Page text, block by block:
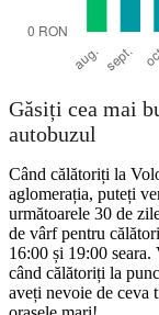
Găsiți cea mai
autobuzul
Când călătoriți la
aglomerația, puteți
următoarele 30 de
de vârf pentru
16:00 și 19:00
când călătoriți la
aveți nevoie de ceva